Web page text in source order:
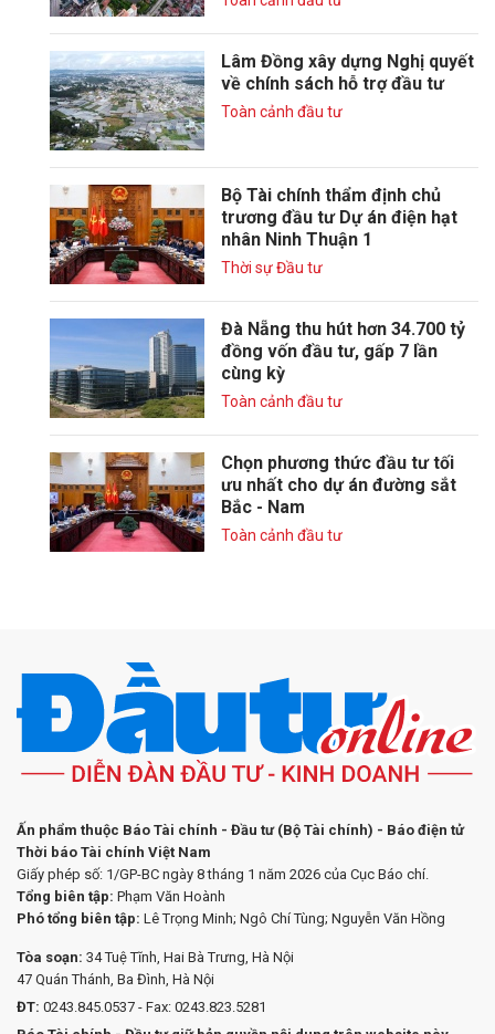
Lâm Đồng xây dựng Nghị quyết
về chính sách hỗ trợ đầu tư
Toàn cảnh đầu tư
Bộ Tài chính thẩm định chủ
trương đầu tư Dự án điện hạt
nhân Ninh Thuận 1
Thời sự Đầu tư
Đà Nẵng thu hút hơn 34.700 tỷ
đồng vốn đầu tư, gấp 7 lần
cùng kỳ
Toàn cảnh đầu tư
Chọn phương thức đầu tư tối
ưu nhất cho dự án đường sắt
Bắc - Nam
Toàn cảnh đầu tư
Ấn phẩm thuộc Báo Tài chính - Đầu tư (Bộ Tài chính) - Báo điện tử
Thời báo Tài chính Việt Nam
Giấy phép số: 1/GP-BC ngày 8 tháng 1 năm 2026 của Cục Báo chí.
Tổng biên tập: Phạm Văn Hoành
Phó tổng biên tập: Lê Trọng Minh; Ngô Chí Tùng; Nguyễn Văn Hồng
Tòa soạn: 34 Tuệ Tĩnh, Hai Bà Trưng, Hà Nội
47 Quán Thánh, Ba Đình, Hà Nội
ĐT: 0243.845.0537 - Fax: 0243.823.5281